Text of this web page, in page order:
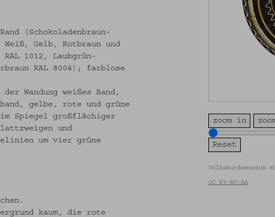
(Schokoladenbraun-
Weiß, Gelb, Rotbraun und
1012, Laubgrün-
RAL 8004); farblose
Wandung weißes Band,
gelbe, rote und grüne
Spiegel großflächiger
und
um vier grüne
kaum, die rote
zoom in
CC BY-NC-SA